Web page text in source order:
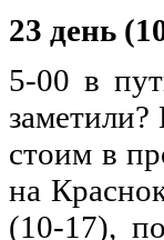
23 день
5-00 в
стоим в
на
(10-17),